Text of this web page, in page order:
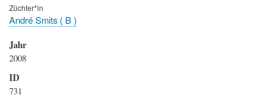
Züchter*in
André Smits ( B )
Jahr
2008
ID
731